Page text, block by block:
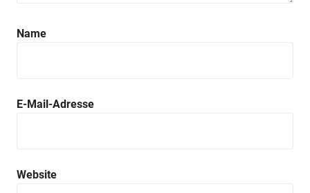
Name
E-Mail-Adresse
Website